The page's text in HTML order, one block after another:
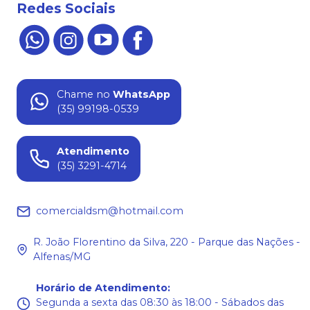
Redes Sociais
Chame no WhatsApp
(35) 99198-0539
Atendimento
(35) 3291-4714
comercialdsm@hotmail.com
R. João Florentino da Silva, 220 - Parque das Nações -
Alfenas/MG
Horário de Atendimento:
Segunda a sexta das 08:30 às 18:00 - Sábados das